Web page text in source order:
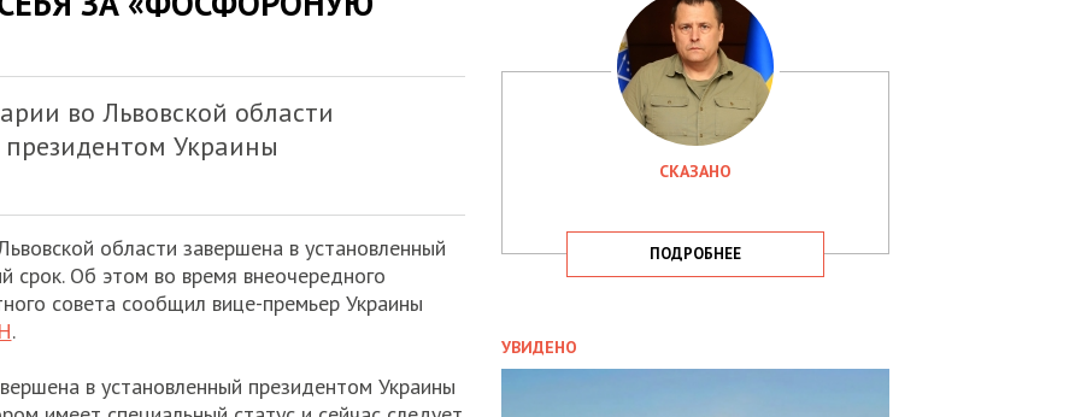
во Львовской области
Украины
области завершена в установленный
срок. Об этом во время внеочередного
совета сообщил вице-премьер Украины
.
в установленный президентом Украины
СКАЗАНО
ПОДРОБНЕЕ
УВИДЕНО
ЗАТРИМАЛА